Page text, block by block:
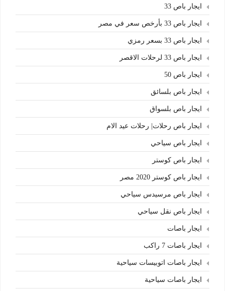
ايجار باص 33
ايجار باص 33 بأرخص سعر في مصر
ايجار باص 33 بسعر رمزي
ايجار باص 33 لرحلات الاقصر
ايجار باص 50
ايجار باص بلسائق
ايجار باص بلسواق
ايجار باص رحلات| رحلات عيد الام
ايجار باص سياحي
ايجار باص كوستر
ايجار باص كوستر 2020 مصر
ايجار باص مرسيدس سياحي
ايجار باص نقل سياحي
ايجار باصات
ايجار باصات 7 راكب
ايجار باصات اتوبيسات سياحية
ايجار باصات سياحية